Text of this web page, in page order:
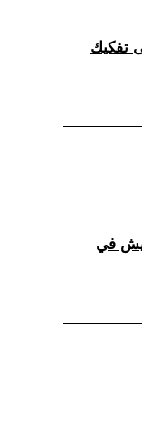
إلى تفكيك
في